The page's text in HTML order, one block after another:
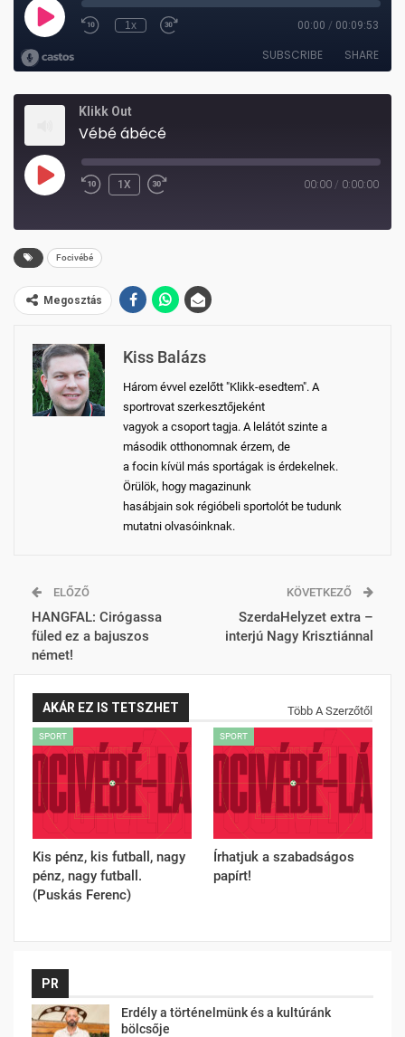
Klikk Out
Vébé ábécé
PLAY
REWIND
1X
FAST
00:00 / 0:00:00
Focivébé
Megosztás
Kiss Balázs
Három évvel ezelőtt "Klikk-esedtem". A
sportrovat szerkesztőjeként
vagyok a csoport tagja. A lelátót szinte a
második otthonomnak érzem, de
a focin kívül más sportágak is érdekelnek.
Örülök, hogy magazinunk
hasábjain sok régióbeli sportolót be tudunk
mutatni olvasóinknak.
ELŐZŐ
HANGFAL: Cirógassa
füled ez a bajuszos
német!
KÖVETKEZŐ
SzerdaHelyzet extra –
interjú Nagy Krisztiánnal
AKÁR EZ IS TETSZHET Több A Szerzőtől
SPORT
Kis pénz, kis futball, nagy
pénz, nagy futball.
(Puskás Ferenc)
SPORT
Írhatjuk a szabadságos
papírt!
PR
Erdély a történelmünk és a kultúránk
bölcsője